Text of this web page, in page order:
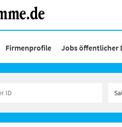
Firmenprofile Jobs öffentlicher